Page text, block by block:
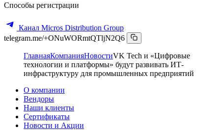
Способы регистрации
Канал Micros Distribution Group
telegram.me/+ONuWORmtQTljN2Q6
ГлавнаяКомпанияНовостиVK Tech и «Цифровые
технологии и платформы» будут развивать ИТ-
инфраструктуру для промышленных предприятий
О компании
Вендоры
Наши клиенты
Сертификаты
Новости и Акции